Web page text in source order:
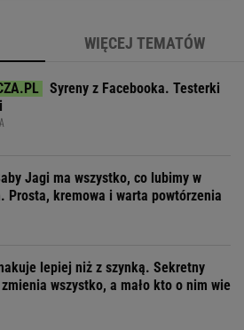
WIĘCEJ TEMATÓW
Syreny z Facebooka. Testerki
Jagi ma wszystko, co lubimy w
Prosta, kremowa i warta powtórzenia
lepiej niż z szynką. Sekretny
wszystko, a mało kto o nim wie